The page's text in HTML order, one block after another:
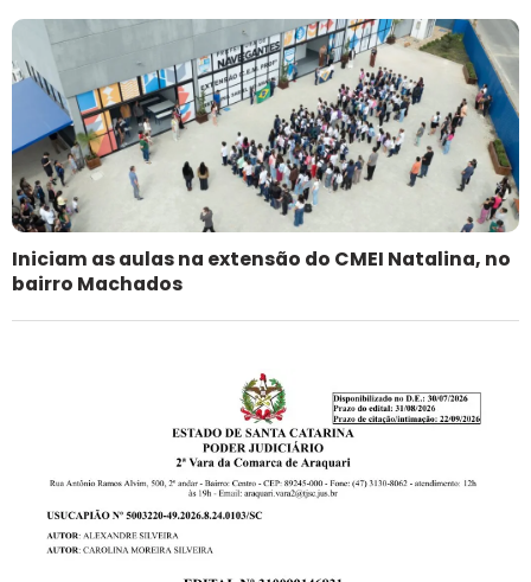
Iniciam as aulas na extensão do CMEI Natalina, no
bairro Machados